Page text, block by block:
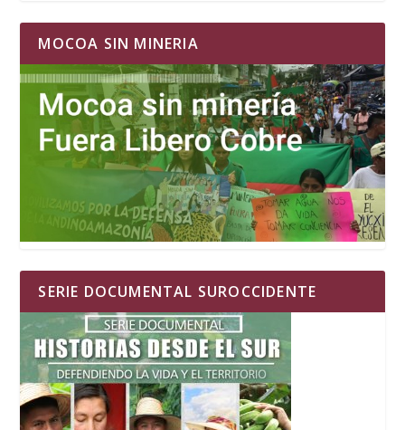
MOCOA SIN MINERIA
SERIE DOCUMENTAL SUROCCIDENTE